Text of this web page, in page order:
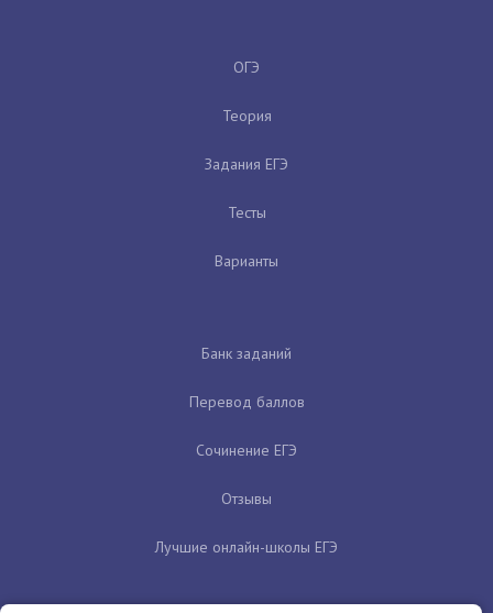
ОГЭ
Теория
Задания ЕГЭ
Тесты
Варианты
Банк заданий
Перевод баллов
Сочинение ЕГЭ
Отзывы
Лучшие онлайн-школы ЕГЭ